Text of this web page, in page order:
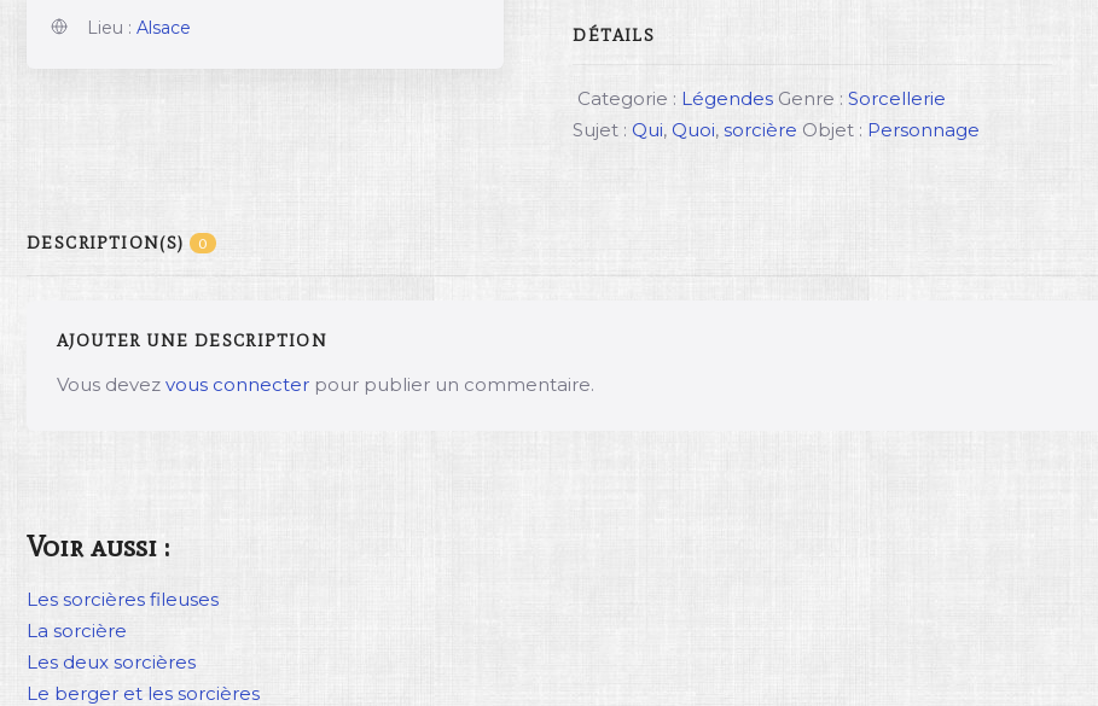
Lieu : Alsace DÉTAILS
Categorie : Légendes Genre :Sorcellerie
Sujet : Qui,Quoi, sorcière Objet : Personnage
DESCRIPTION(S) 0
AJOUTER UNE DESCRIPTION
Vous devez vous connecter pour publier un commentaire.
Voir aussi :
Les sorcières fileuses
La sorcière
Les deux sorcières
Le berger et les sorcières